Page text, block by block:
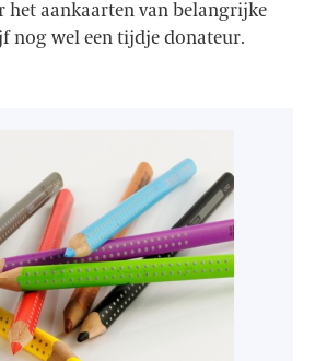
het aankaarten van belangrijke
nog wel een tijdje donateur.